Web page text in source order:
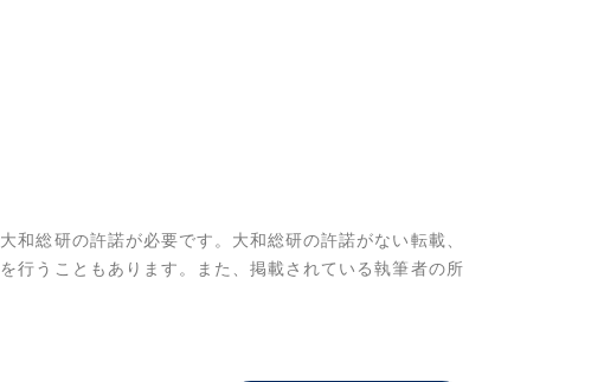
総研の許諾が必要です。大和総研の許諾がない転載、
行うこともあります。また、掲載されている執筆者の所